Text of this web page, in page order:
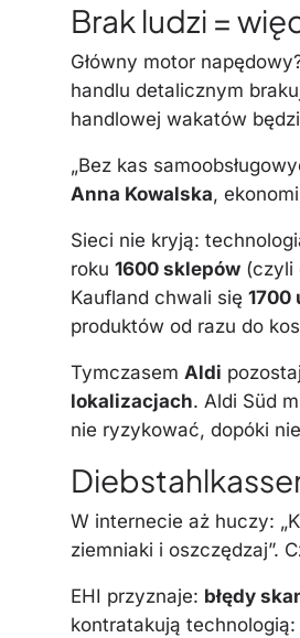
Brak ludzi =
Główny motor
handlu detalicznym
handlowej wakatów
„Bez kas
Anna Kowalska,
Sieci nie kryją:
roku 1600 sklepów (czyli
Kaufland chwali się 1700
produktów od razu do
Tymczasem Aldi
lokalizacjach. Aldi Süd
nie ryzykować, dopóki
W internecie aż huczy:
ziemniaki i oszczędzaj”.
EHI przyznaje: błędy
kontratakują technologią: